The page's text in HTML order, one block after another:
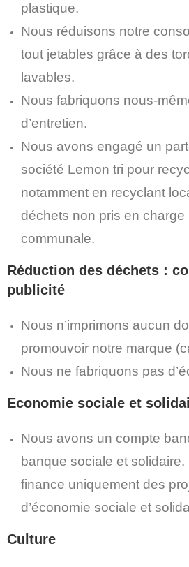
plastique.
Nous réduisons notre
tout jetables grâce à des
lavables.
Nous fabriquons nous-
d’entretien.
Nous avons engagé un
société Lemon tri pour
notamment en recyclant
déchets non pris en charge
communale.
Réduction des déchets :
publicité
Nous n’imprimons aucun
promouvoir notre marque
Nous ne fabriquons pas
Economie sociale et
Nous avons un compte
banque sociale et solidaire.
finance uniquement des
d’économie sociale et
Culture